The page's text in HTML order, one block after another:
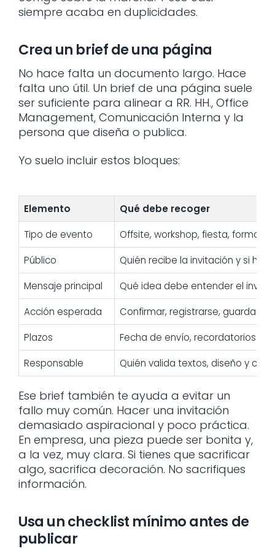
siempre acaba en duplicidades.
Crea un brief de una página
No hace falta un documento largo. Hace
falta uno útil. Un brief de una página suele
ser suficiente para alinear a RR. HH., Office
Management, Comunicación Interna y la
persona que diseña o publica.
Yo suelo incluir estos bloques:
Elemento
Qué debe recoger
Tipo de evento
Offsite, workshop, fiesta,
Público
Quién recibe la invitación y si
Mensaje principal
Qué idea debe entender el
Acción esperada
Confirmar, registrarse, guardar
Plazos
Fecha de envío, recordatorios y
Responsable
Quién valida textos, diseño y
Ese brief también te ayuda a evitar un
fallo muy común. Hacer una invitación
demasiado aspiracional y poco práctica.
En empresa, una pieza puede ser bonita y,
a la vez, muy clara. Si tienes que sacrificar
algo, sacrifica decoración. No sacrifiques
información.
Usa un checklist mínimo antes de
publicar